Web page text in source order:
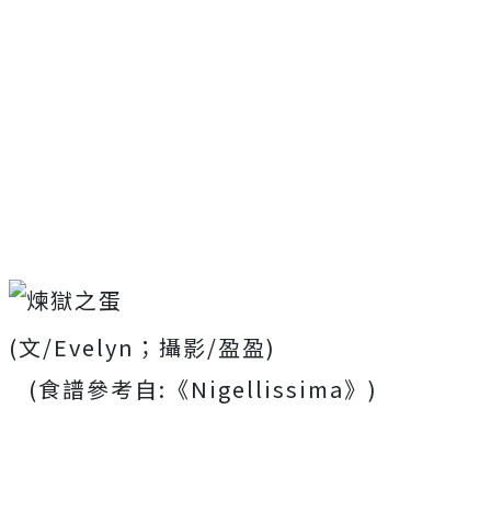
(文/Evelyn；攝影/盈盈)
(食譜參考自:《Nigellissima》)